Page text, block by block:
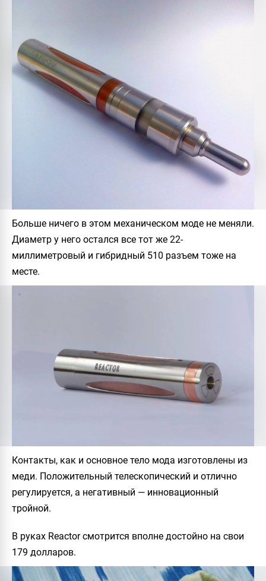
Больше ничего в этом механическом моде не меняли.
Диаметр у него остался все тот же 22-
миллиметровый и гибридный 510 разъем тоже на
месте.
Контакты, как и основное тело мода изготовлены из
меди. Положительный телескопический и отлично
регулируется, а негативный — инновационный
тройной.
В руках Reactorсмотрится вполне достойно на свои
179 долларов.